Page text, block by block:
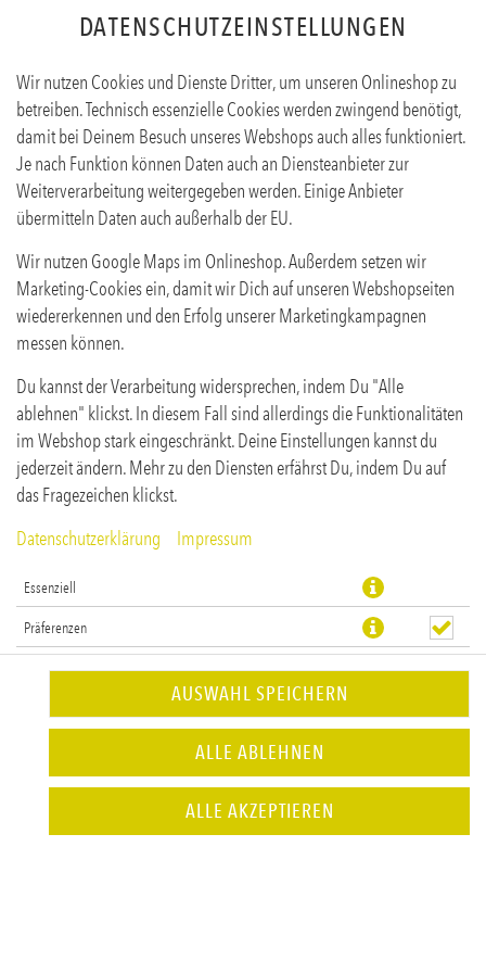
DATENSCHUTZEINSTELLUNGEN
Wir nutzen Cookies und Dienste Dritter, um unseren Onlineshop zu
betreiben. Technisch essenzielle Cookies werden zwingend benötigt,
damit bei Deinem Besuch unseres Webshops auch alles funktioniert.
Je nach Funktion können Daten auch an Diensteanbieter zur
Weiterverarbeitung weitergegeben werden. Einige Anbieter
übermitteln Daten auch außerhalb der EU.
Wir nutzen Google Maps im Onlineshop. Außerdem setzen wir
Marketing-Cookies ein, damit wir Dich auf unseren Webshopseiten
wiedererkennen und den Erfolg unserer Marketingkampagnen
messen können.
Du kannst der Verarbeitung widersprechen, indem Du "Alle
ablehnen" klickst. In diesem Fall sind allerdings die Funktionalitäten
im Webshop stark eingeschränkt. Deine Einstellungen kannst du
jederzeit ändern. Mehr zu den Diensten erfährst Du, indem Du auf
das Fragezeichen klickst.
Datenschutzerklärung
Impressum
Essenziell
Präferenzen
Statistiken
AUSWAHL SPEICHERN
ALLE ABLEHNEN
ALLE AKZEPTIEREN
GINGERS PARADISE
Produktinfos
alkoholfreier Cocktail mit Ginali termative, Martini Vibrante,
Limette & Grapefruit
JETZT BESTELLEN